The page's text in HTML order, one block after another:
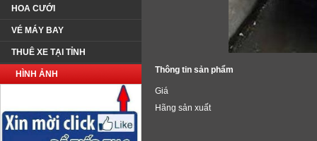
HOA CƯỚI
VÉ MÁY BAY
THUÊ XE TẠI TỈNH
HÌNH ẢNH Thông tin sản phẩm
Giá
Hãng sản xuất